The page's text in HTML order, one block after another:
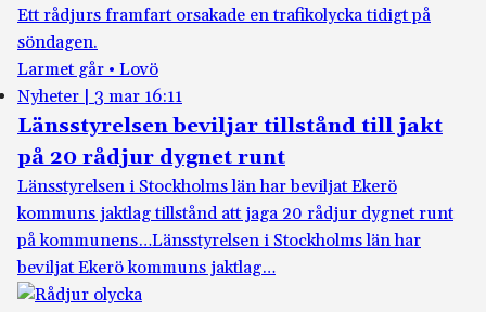
Ett rådjurs framfart orsakade en trafikolycka tidigt på
söndagen.
Larmet går • Lovö
Nyheter
3 mar 16:11
Länsstyrelsen beviljar tillstånd till jakt
på 20 rådjur dygnet runt
Länsstyrelsen i Stockholms län har beviljat Ekerö
kommuns jaktlag tillstånd att jaga 20 rådjur dygnet runt
på kommunens…Länsstyrelsen i Stockholms län har
beviljat Ekerö kommuns jaktlag…